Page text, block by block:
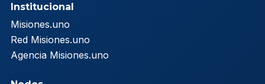
Institucional
Misiones.uno
Red Misiones.uno
Agencia Misiones.uno